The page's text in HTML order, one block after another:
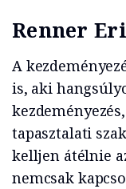
Renner
A
is, aki
tapasztalati
kelljen átélnie
nemcsak